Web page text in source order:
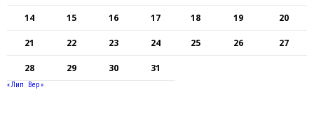
14 15 16 17 18 19 20
21 22 23 24 25 26 27
28 29 30 31
« Лип Вер »